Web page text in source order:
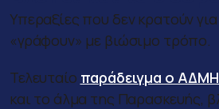
Υπεραξίες που δεν κρατούν
«γράφουν» με βιώσιμο τρόπο.
Τελευταίο παράδειγμα ο
και το άλμα της Παρασκευής,